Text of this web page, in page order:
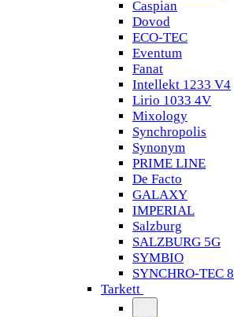
Caspian
Dovod
ECO-TEC
Eventum
Fanat
Intellekt 1233 V4
Lirio 1033 4V
Mixology
Synchropolis
Synonym
PRIME LINE
De Facto
GALAXY
IMPERIAL
Salzburg
SALZBURG 5G
SYMBIO
SYNCHRO-TEC
Tarkett